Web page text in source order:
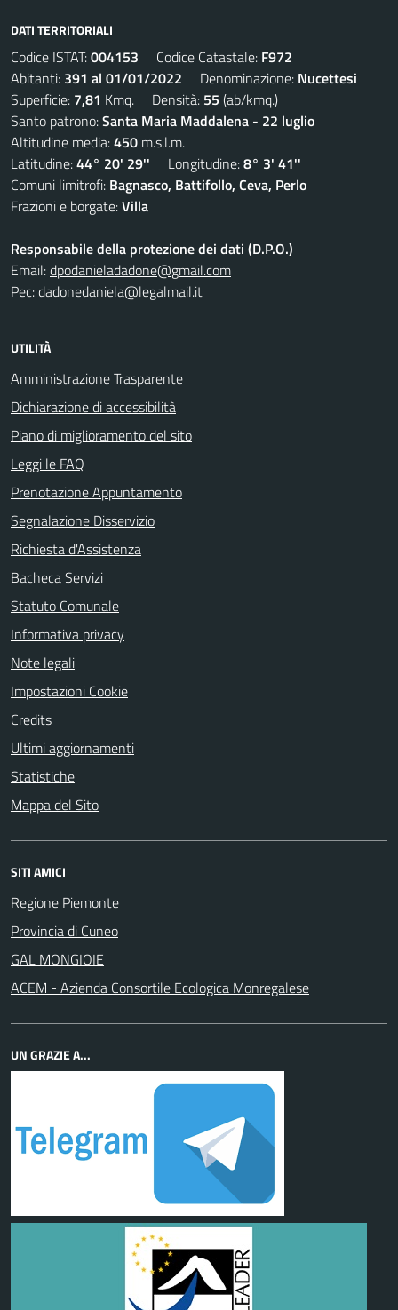
DATI TERRITORIALI
Codice ISTAT:004153 Codice Catastale: F972
Abitanti: 391 al 01/01/2022 Denominazione: Nucettesi
Superficie: 7,81 Kmq. Densità: 55 (ab/kmq.)
Santo patrono:Santa Maria Maddalena - 22 luglio
Altitudine media:450 m.s.l.m.
Latitudine:44° 20' 29'' Longitudine:8° 3' 41''
Comuni limitrofi: Bagnasco, Battifollo, Ceva, Perlo
Frazioni e borgate:Villa
Responsabile della protezione dei dati (D.P.O.)
Email:dpodanieladadone@gmail.com
Pec:dadonedaniela@legalmail.it
UTILITÀ
Amministrazione Trasparente
Dichiarazione di accessibilità
Piano di miglioramento del sito
Leggi le FAQ
Prenotazione Appuntamento
Segnalazione Disservizio
Richiesta d'Assistenza
Bacheca Servizi
Statuto Comunale
Informativa privacy
Note legali
Impostazioni Cookie
Credits
Ultimi aggiornamenti
Statistiche
Mappa del Sito
SITI AMICI
Regione Piemonte
Provincia di Cuneo
GAL MONGIOIE
ACEM - Azienda Consortile Ecologica Monregalese
UN GRAZIE A...